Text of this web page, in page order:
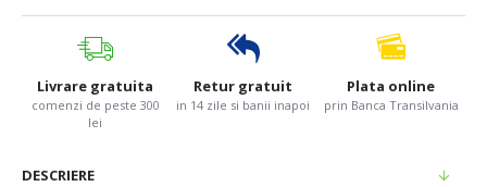
Livrare gratuita
comenzi de peste 300
lei
Retur gratuit
in 14 zile si banii inapoi
Plata online
prin Banca Transilvania
DESCRIERE